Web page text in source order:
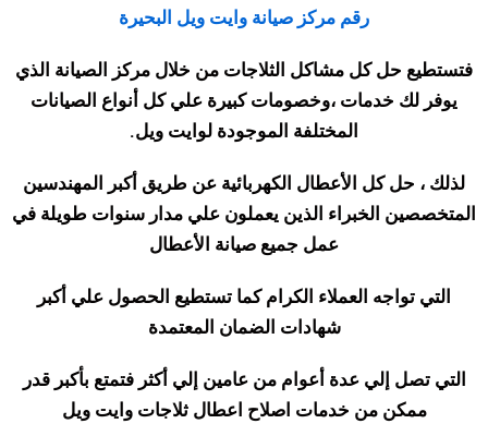
رقم مركز صيانة وايت ويل البحيرة
فتستطيع حل كل مشاكل الثلاجات من خلال مركز الصيانة الذي
يوفر لك خدمات ،وخصومات كبيرة علي كل أنواع الصيانات
المختلفة الموجودة لوايت ويل.
لذلك ، حل كل الأعطال الكهربائية عن طريق أكبر المهندسين
المتخصصين الخبراء الذين يعملون علي مدار سنوات طويلة في
عمل جميع صيانة الأعطال
التي تواجه العملاء الكرام كما تستطيع الحصول علي أكبر
شهادات الضمان المعتمدة
التي تصل إلي عدة أعوام من عامين إلي أكثر فتمتع بأكبر قدر
ممكن من خدمات اصلاح اعطال ثلاجات وايت ويل